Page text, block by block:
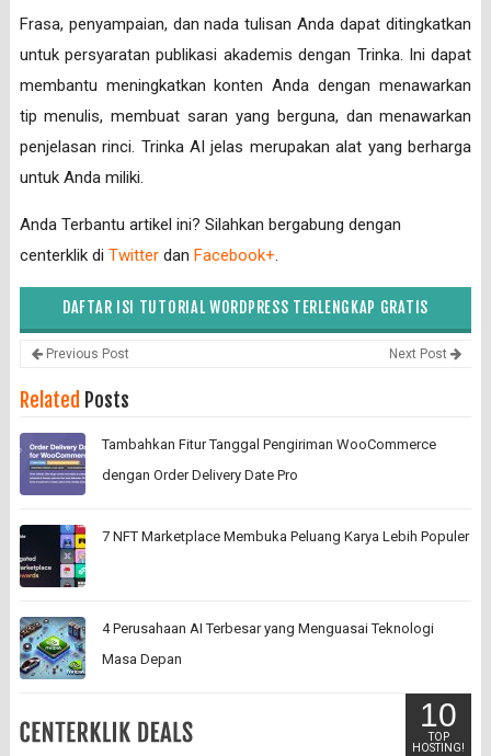
Frasa, penyampaian, dan nada tulisan Anda dapat ditingkatkan
untuk persyaratan publikasi akademis dengan Trinka. Ini dapat
membantu meningkatkan konten Anda dengan menawarkan
tip menulis, membuat saran yang berguna, dan menawarkan
penjelasan rinci. Trinka AI jelas merupakan alat yang berharga
untuk Anda miliki.
Anda Terbantu artikel ini? Silahkan bergabung dengan
centerklik di Twitterdan Facebook+.
DAFTAR ISI TUTORIAL WORDPRESS TERLENGKAP GRATIS
Previous Post Next Post
Related Posts
Tambahkan Fitur Tanggal Pengiriman WooCommerce
dengan Order Delivery Date Pro
7 NFT Marketplace Membuka Peluang Karya Lebih Populer
4 Perusahaan AI Terbesar yang Menguasai Teknologi
Masa Depan
10
TOP
HOSTING!